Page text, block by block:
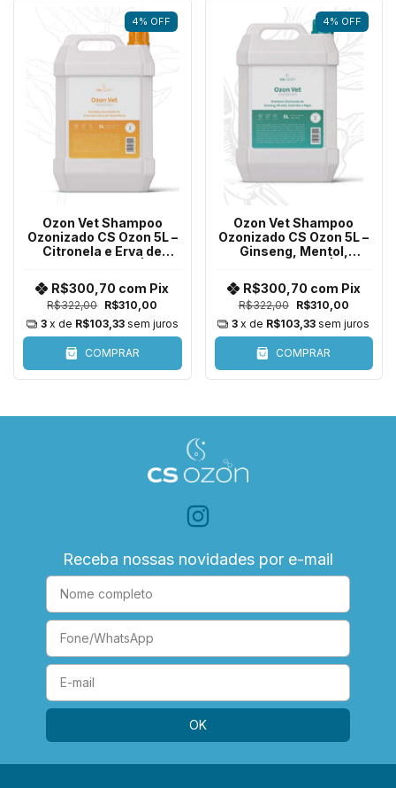
4% OFF
Ozon Vet Shampoo
Ozonizado CS Ozon 5L –
Citronela e Erva de
Embalagem Econômica
para Todas as Espécies
R$322,00 R$310,00
R$300,70 com Pix
3 x de R$103,33 sem juros
COMPRAR
4% OFF
Ozon Vet Shampoo
Ozonizado CS Ozon 5L –
Ginseng, Mentol,
Revitalizante e
Refrescante |
Embalagem Econômica
para Todas as Espéc
R$322,00 R$310,00
R$300,70 com Pix
3 x de R$103,33 sem juros
COMPRAR
Receba nossas novidades por e-mail